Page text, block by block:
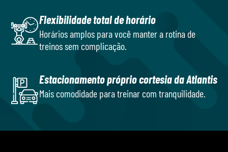
Flexibilidade total de horário
Horários amplos para você manter a rotina de
treinos sem complicação.
Estacionamento próprio cortesia da Atlantis
Mais comodidade para treinar com tranquilidade.